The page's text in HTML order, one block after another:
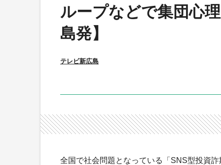
ループなどで集団心
島発】
テレビ新広島
全国で社会問題となっている「SNS型投資